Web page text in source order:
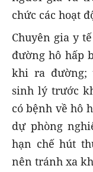
chức các hoạt
Chuyên gia y
đường hô hấp
khi ra đường;
sinh lý trước
có bệnh về hô
dự phòng
hạn chế hút
nên tránh xa